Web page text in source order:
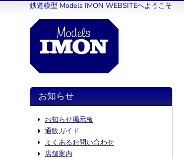
鉄道模型 Models IMON WEBSITEへようこそ
お知らせ
お知らせ掲示板
通販ガイド
よくあるお問い合わせ
店舗案内